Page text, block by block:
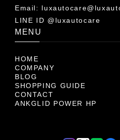
Email:
LINE ID @luxautocare
MENU
HOME
COMPANY
BLOG
SHOPPING GUIDE
CONTACT
ANKGLID POWER HP